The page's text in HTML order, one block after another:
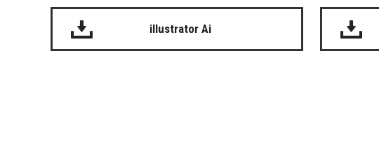
illustrator Ai